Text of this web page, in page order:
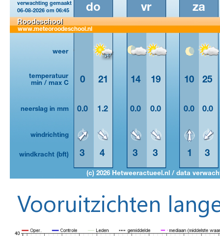
Vooruitzichten